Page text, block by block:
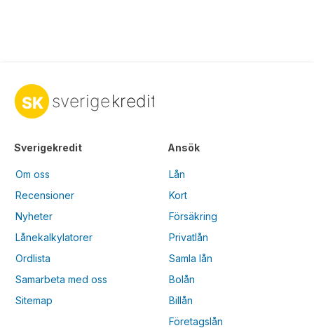
Sverigekredit
Om oss
Recensioner
Nyheter
Lånekalkylatorer
Ordlista
Samarbeta med oss
Sitemap
Ansök
Lån
Kort
Försäkring
Privatlån
Samla lån
Bolån
Billån
Företagslån